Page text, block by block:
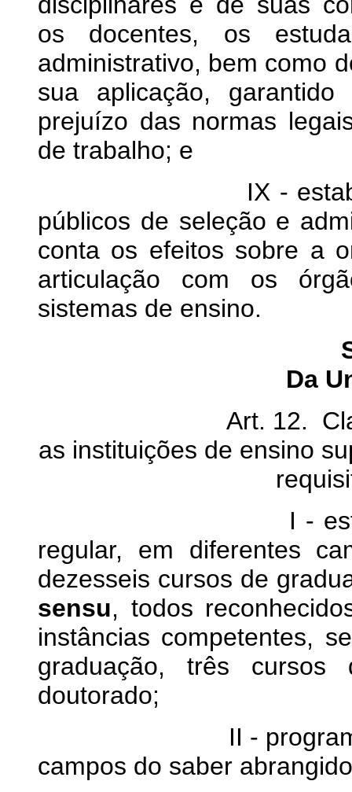
os docentes, os
administrativo, bem como
sua aplicação,
prejuízo das normas
de trabalho; e
IX -
públicos de seleção e
conta os efeitos sobre a
articulação com os
sistemas de ensino.
Da
Art. 12.
as instituições de ensino
I - estrutura
regular, em diferentes
dezesseis cursos de
sensu, todos
instâncias competentes,
graduação, três
doutorado;
II - programas
campos do saber